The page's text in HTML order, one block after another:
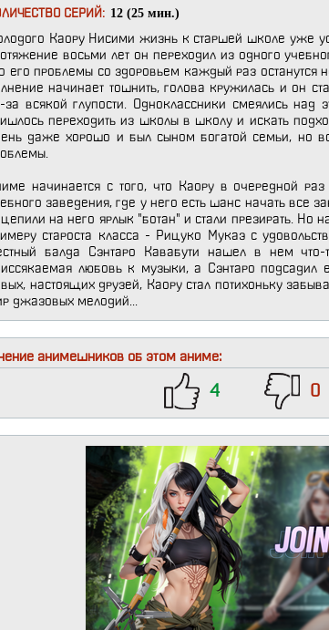
СЕРИЙ: 12 (25 мин.)
Каору Нисими жизнь к старшей школе уже
восьми лет он переходил из одного
его проблемы со здоровьем каждый раз останутся
начинает тошнить, голова кружилась и он
за всякой глупости. Одноклассники смеялись над
переходить из школы в школу и искать
даже хорошо и был сыном богатой семьи, но
начинается с того, что Каору в очередной
заведения, где у него есть шанс начать все
на него ярлык "ботан" и стали презирать. Но
староста класса - Рицуко Мукаэ с
балда Сэнтаро Кавабути нашел в нем
любовь к музыки, а Сэнтаро
настоящих друзей, Каору стал потихоньку
джазовых мелодий...
анимешников об этом аниме:
4 0